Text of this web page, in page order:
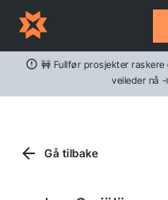
🚧 Fullfør prosjekter
veileder nå
Gå tilbake